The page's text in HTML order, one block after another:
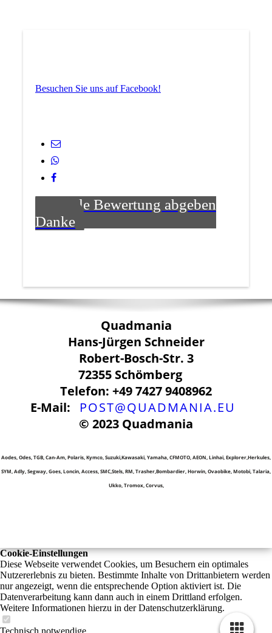
Besuchen Sie uns auf Facebook!
Google Bewertung abgeben
Danke
Quadmania
Hans-Jürgen Schneider
Robert-Bosch-Str. 3
72355 Schömberg
Telefon: +49 7427 9408962
E-Mail:
POST@QUADMANIA.EU
© 2023 Quadmania
Aodes, Odes, TGB, Can-Am, Polaris, Kymco, Suzuki,Kawasaki, Yamaha, CFMOTO, AEON, Linhai, Explorer,Herkules,
SYM, Adly, Segway, Goes, Loncin, Access, SMC,Stels, RM, Trasher,Bombardier, Horwin, Ovaobike, Motobi, Talaria,
Ukko, Tromox, Corvus,
Cookie-Einstellungen
Diese Webseite verwendet Cookies, um Besuchern ein optimales
Nutzererlebnis zu bieten. Bestimmte Inhalte von Drittanbietern werden
nur angezeigt, wenn die entsprechende Option aktiviert ist. Die
Datenverarbeitung kann dann auch in einem Drittland erfolgen.
Weitere Informationen hierzu in der Datenschutzerklärung.